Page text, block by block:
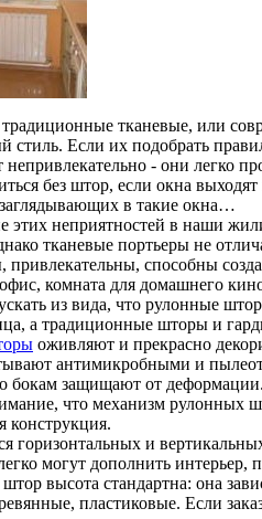
тканевые, или
стиль. Если их подобрать
непривлекательно - они легко
без штор, если окна
в такие окна…
неприятностей в наши
тканевые портьеры не
способны
комната для домашнего
из вида, что рулонные
а традиционные шторы и
оживляют и прекрасно
антимикробными и
бокам защищают от деформации.
что механизм рулонных
конструкция.
горизонтальных и
могут дополнить интерьер,
высота стандартна: она
пластиковые. Если